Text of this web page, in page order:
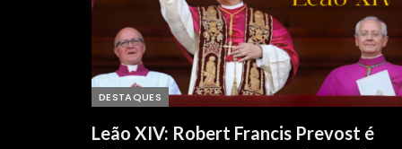
DESTAQUES
Leão XIV: Robert Francis Prevost é